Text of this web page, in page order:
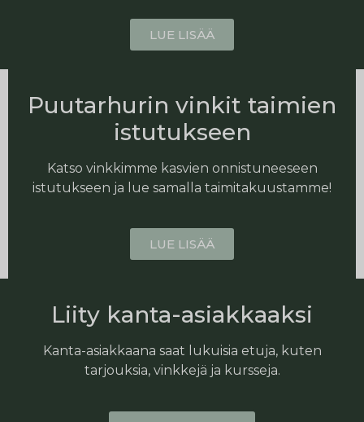
LUE LISÄÄ
Puutarhurin vinkit taimien
istutukseen
Katso vinkkimme kasvien onnistuneeseen
istutukseen ja lue samalla taimitakuustamme!
LUE LISÄÄ
Liity kanta-asiakkaaksi
Kanta-asiakkaana saat lukuisia etuja, kuten
tarjouksia, vinkkejä ja kursseja.